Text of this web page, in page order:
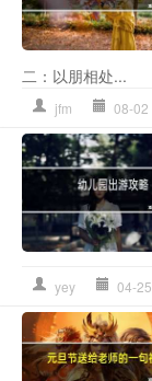
二：以朋相处...
jfm 08-02
yey 04-25